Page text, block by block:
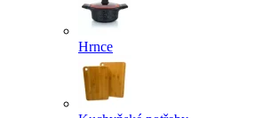
Hrnce